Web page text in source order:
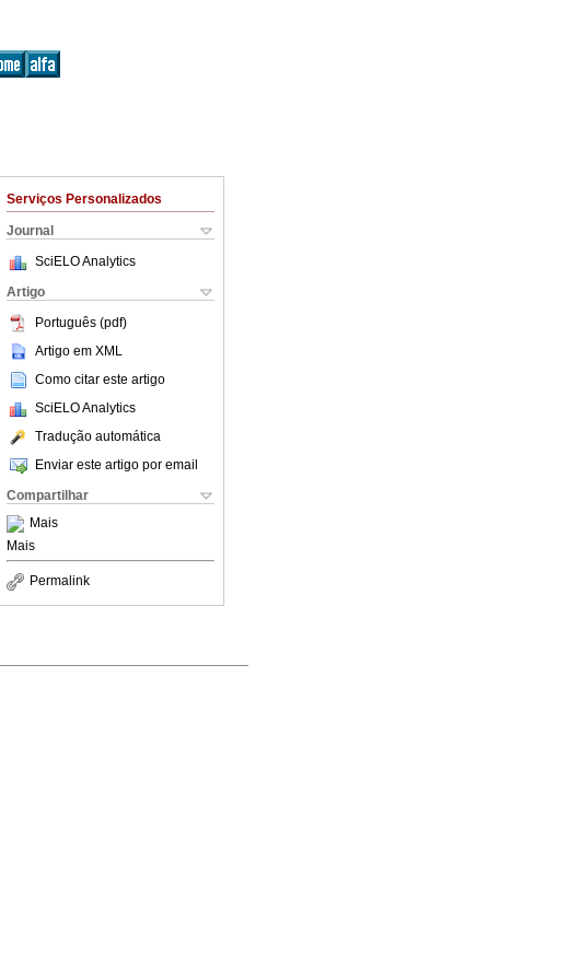
Serviços Personalizados
Journal
SciELO Analytics
Artigo
Português (pdf)
Artigo em XML
Como citar este artigo
SciELO Analytics
Tradução automática
Enviar este artigo por email
Compartilhar
Mais
Mais
Permalink